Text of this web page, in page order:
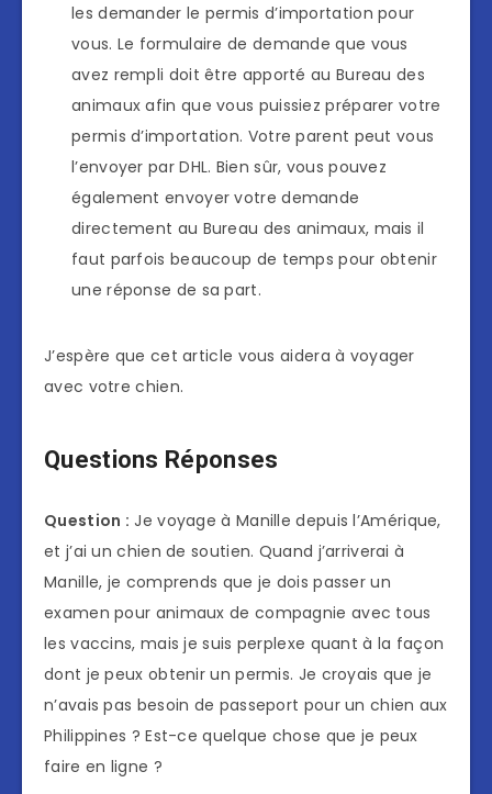
les demander le permis d’importation pour
vous. Le formulaire de demande que vous
avez rempli doit être apporté au Bureau des
animaux afin que vous puissiez préparer votre
permis d’importation. Votre parent peut vous
l’envoyer par DHL. Bien sûr, vous pouvez
également envoyer votre demande
directement au Bureau des animaux, mais il
faut parfois beaucoup de temps pour obtenir
une réponse de sa part.
J’espère que cet article vous aidera à voyager
avec votre chien.
Questions Réponses
Question : Je voyage à Manille depuis l’Amérique,
et j’ai un chien de soutien. Quand j’arriverai à
Manille, je comprends que je dois passer un
examen pour animaux de compagnie avec tous
les vaccins, mais je suis perplexe quant à la façon
dont je peux obtenir un permis. Je croyais que je
n’avais pas besoin de passeport pour un chien aux
Philippines ? Est-ce quelque chose que je peux
faire en ligne ?